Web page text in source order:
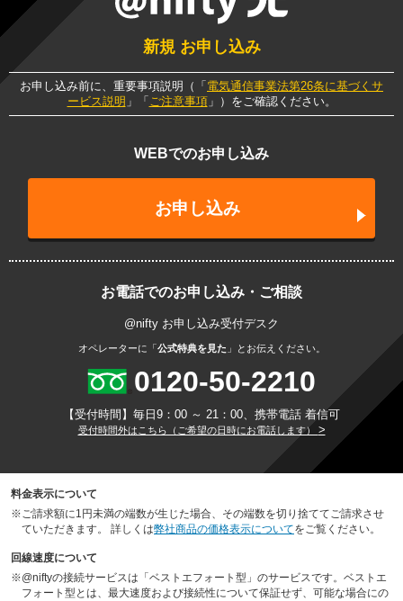
新規 お申し込み
お申し込み前に、重要事項説明（「 電気通信事業法第26条に基づくサ
ービス説明 」「 ご注意事項」）をご確認ください。
WEBでのお申し込み
お申し込み
お電話でのお申し込み・ご相談
@nifty お申し込み受付デスク
オペレーターに「 公式特典を見た 」とお伝えください。
0120-50-2210
【受付時間】毎日9：00 ～ 21：00、携帯電話 着信可
受付時間外はこちら（ご希望の日時にお電話します） >
料金表示について
※ご請求額に1円未満の端数が生じた場合、その端数を切り捨ててご請求させ
ていただきます。 詳しくは弊社商品の価格表示についてをご覧ください。
回線速度について
※@niftyの接続サービスは「ベストエフォート型」のサービスです。ベストエ
フォート型とは、最大速度および接続性について保証せず、可能な場合にの